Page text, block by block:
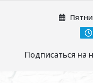
Подписаться на